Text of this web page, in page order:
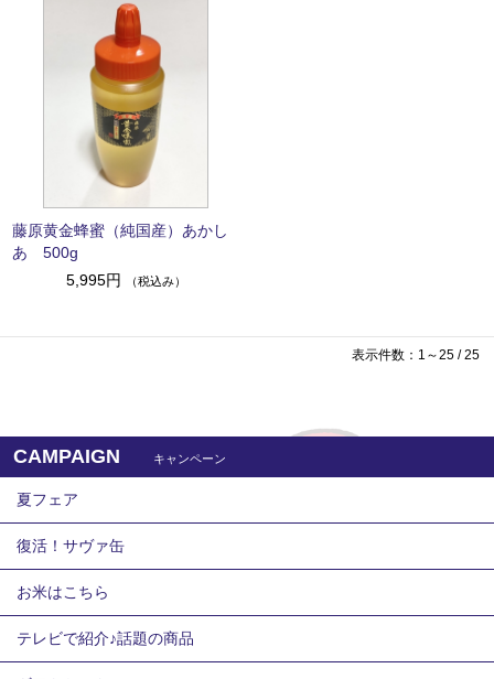
藤原黄金蜂蜜（純国産）あかし
あ 500g
5,995円
（税込み）
表示件数：1～25 / 25
CAMPAIGN キャンペーン
夏フェア
復活！サヴァ缶
お米はこちら
テレビで紹介♪話題の商品